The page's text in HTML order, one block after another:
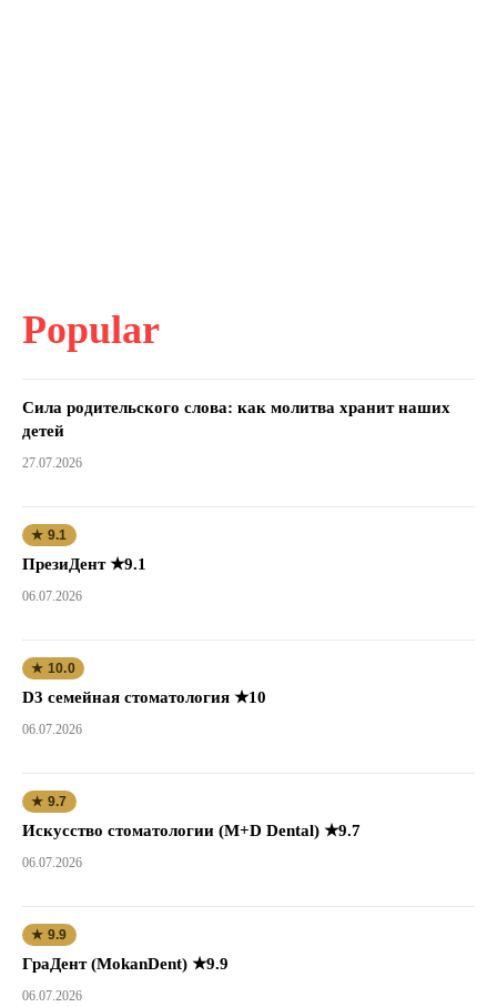
Popular
Сила родительского слова: как молитва хранит наших
детей
27.07.2026
★ 9.1
ПрезиДент ★9.1
06.07.2026
★ 10.0
D3 семейная стоматология ★10
06.07.2026
★ 9.7
Искусство стоматологии (M+D Dental) ★9.7
06.07.2026
★ 9.9
ГраДент (MokanDent) ★9.9
06.07.2026